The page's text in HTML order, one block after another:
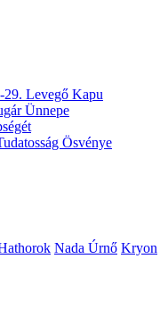
Levegő Kapu
Ünnepe
Ösvénye
Nada Úrnő Kryon